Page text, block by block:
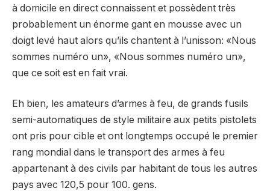
à domicile en direct connaissent et possèdent très
probablement un énorme gant en mousse avec un
doigt levé haut alors qu’ils chantent à l’unisson: «Nous
sommes numéro un», «Nous sommes numéro un»,
que ce soit est en fait vrai.
Eh bien, les amateurs d’armes à feu, de grands fusils
semi-automatiques de style militaire aux petits pistolets
ont pris pour cible et ont longtemps occupé le premier
rang mondial dans le transport des armes à feu
appartenant à des civils par habitant de tous les autres
pays avec 120,5 pour 100. gens.